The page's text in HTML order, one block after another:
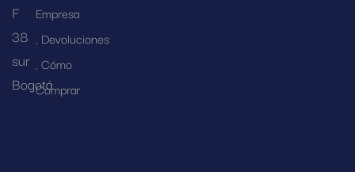
F
38
sur
Bogotá
Empresa
Devoluciones
Cómo
Comprar